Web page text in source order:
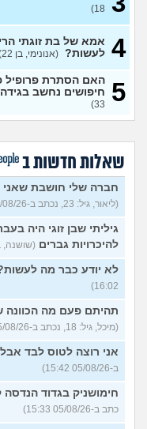
מתכננת חתונה
לכם עצות?
האם מה שאני מרגיש זה
ותקין?
(לירון, בן
איך להתגבר על רצון
לפני הזמן?
(אנונימית,
הבילויים, זה מוריד לכם?
(לחם ושעשועים, בן 36)
כשרבתי עם בת הזוג
דחפתי אותה מתוך כעס.
להתמודד?
(אלכס, שם
40)
איך להסביר לה שאני
להיפרד?
(עידן, בן 27)
בעיות ביני לבית הזוג, מה
לעשות?
לא משלמת בדייטים
29)
יוצאת איתו היום לדייט
בטיילת או מועדון?
26)
18)
4
אמא של בת זוגתי
לעשות? (אנונימי, בן 22)
5 האם הסתרת פרופיל
חיפושים נחשב
33)
שאלות חדשות ב
חברה שלי חושבת
(ליאור, גיל: 23, נכתב ב-05/08/26 16:22)
גיליתי שבן זוגי היה
להיכרויות גברים (שושנה, בת 37, כתבה ב-05/
לא יודע כבר מה
16:02)
תהיתם פעם מה הכוונה
(מיכל, גיל: 18, נכתב ב-05/08/26 15:51)
אני רוצה לטוס לבד
ב-05/08/26 15:42)
חימושניק בגדוד הנדסה
כתב ב-05/08/26 15:33)